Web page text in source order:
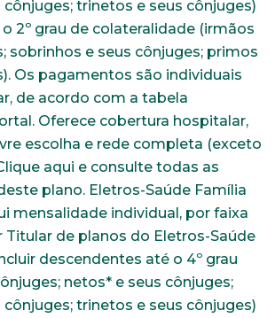
trinetos e seus cônjuges)
2º grau de colateralidade (irmãos
sobrinhos e seus cônjuges; primos
Os pagamentos são individuais
de acordo com a tabela
Oferece cobertura hospitalar,
escolha e rede completa (exceto
aqui e consulte todas as
plano. Eletros-Saúde Família
mensalidade individual, por faixa
Titular de planos do Eletros-Saúde
descendentes até o 4º grau
netos* e seus cônjuges;
trinetos e seus cônjuges)